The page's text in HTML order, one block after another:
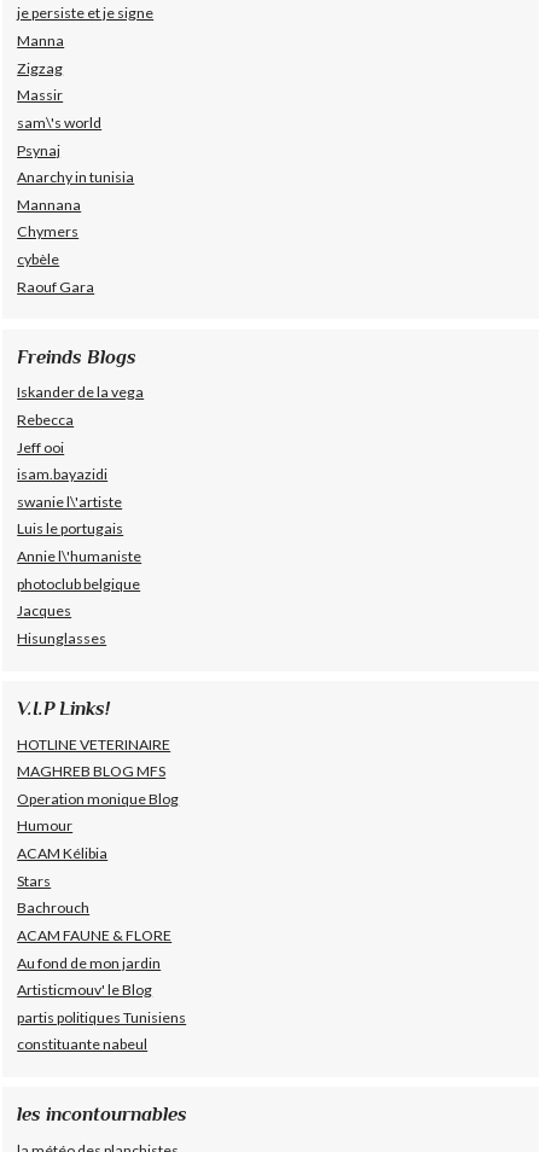
je persiste et je signe
Manna
Zigzag
Massir
sam\'s world
Psynaj
Anarchy in tunisia
Mannana
Chymers
cybèle
Raouf Gara
Freinds Blogs
Iskander de la vega
Rebecca
Jeff ooi
isam.bayazidi
swanie l\'artiste
Luis le portugais
Annie l\'humaniste
photoclub belgique
Jacques
Hisunglasses
V.I.P Links!
HOTLINE VETERINAIRE
MAGHREB BLOG MFS
Operation monique Blog
Humour
ACAM Kélibia
Stars
Bachrouch
ACAM FAUNE & FLORE
Au fond de mon jardin
Artisticmouv' le Blog
partis politiques Tunisiens
constituante nabeul
les incontournables